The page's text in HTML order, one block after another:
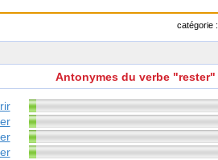
catégorie :
Antonymes du verbe "rester"